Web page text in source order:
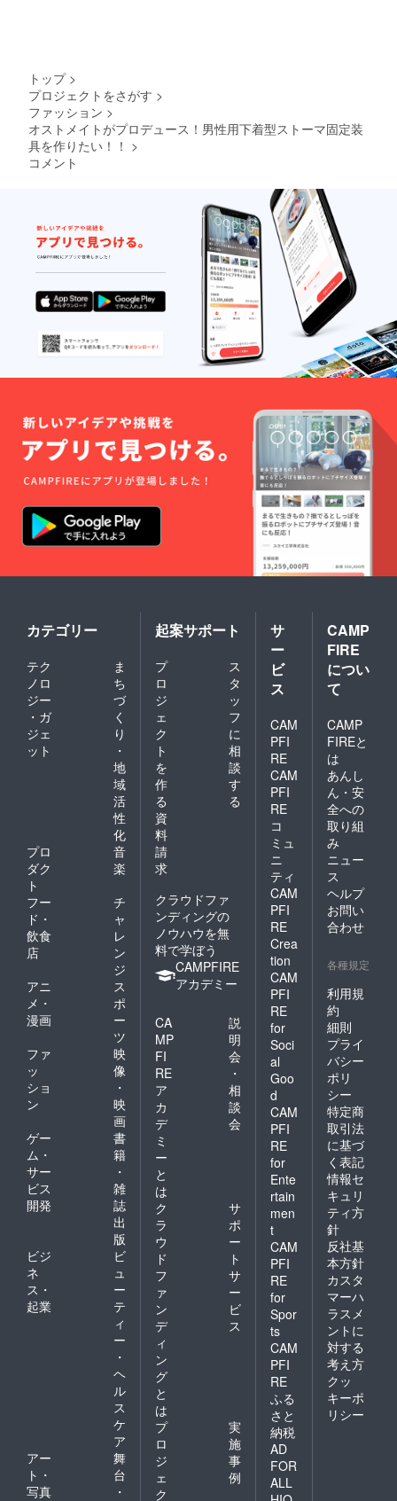
トップ >
プロジェクトをさがす >
ファッション >
オストメイトがプロデュース！男性用下着型ストーマ固定装
具を作りたい！！ >
コメント
カテゴリー
テク
ノロ
ジー
・ガ
ジェ
ット
ま
ち
づ
く
り
・
地
域
活
性
化
プロ
ダク
ト
音
楽
フー
ド・
飲食
店
チ
ャ
レ
ン
ジ
アニ
メ・
漫画
ス
ポ
ー
ツ
ファ
ッ
ショ
ン
映
像
・
映
画
ゲー
ム・
サー
ビス
開発
書
籍
・
雑
誌
出
版
ビジ
ネ
ス・
起業
ビ
ュ
ー
テ
ィ
ー
・
ヘ
ル
ス
ケ
ア
アー
ト・
写真
舞
台
・
起案サポート
プ
ロ
ジ
ェ
ク
ト
を
作
る
ス
タ
ッ
フ
に
相
談
す
る
資
料
請
求
クラウドファ
ンディングの
ノウハウを無
料で学ぼう
CAMPFIRE
アカデミー
CA
MP
FI
RE
ア
カ
デ
ミ
ー
と
は
説
明
会
・
相
談
会
ク
ラ
ウ
ド
フ
ァ
ン
デ
ィ
ン
グ
と
は
サ
ポ
ー
ト
サ
ー
ビ
ス
プ
ロ
ジ
ェ
ク
実
施
事
例
サ
ー
ビ
ス
CAM
PFI
RE
CAM
PFI
RE
コ
ミュ
ニ
ティ
CAM
PFI
RE
Crea
tion
CAM
PFI
RE
for
Soci
al
Goo
d
CAM
PFI
RE
for
Ente
rtain
men
t
CAM
PFI
RE
for
Spor
ts
CAM
PFI
RE
ふる
さと
納税
AD
FOR
ALL
CAMP
FIRE
につい
て
CAMP
FIREと
は
あんし
ん・安
全への
取り組
み
ニュー
ス
ヘルプ
お問い
合わせ
各種規定
利用規
約
細則
プライ
バシー
ポリ
シー
特定商
取引法
に基づ
く表記
情報セ
キュリ
ティ方
針
反社基
本方針
カスタ
マーハ
ラスメ
ントに
対する
考え方
クッ
キーポ
リシー